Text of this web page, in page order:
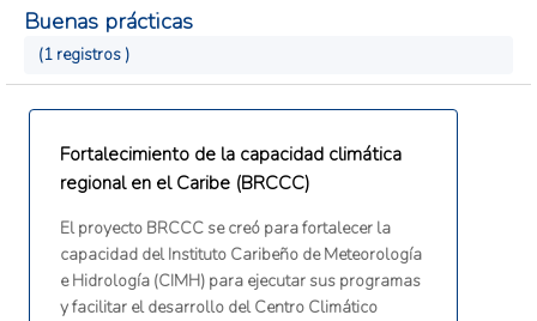
Buenas prácticas
(1 registros )
Fortalecimiento de la capacidad climática
regional en el Caribe (BRCCC)
El proyecto BRCCC se creó para fortalecer la
capacidad del Instituto Caribeño de Meteorología
e Hidrología (CIMH) para ejecutar sus programas
y facilitar el desarrollo del Centro Climático